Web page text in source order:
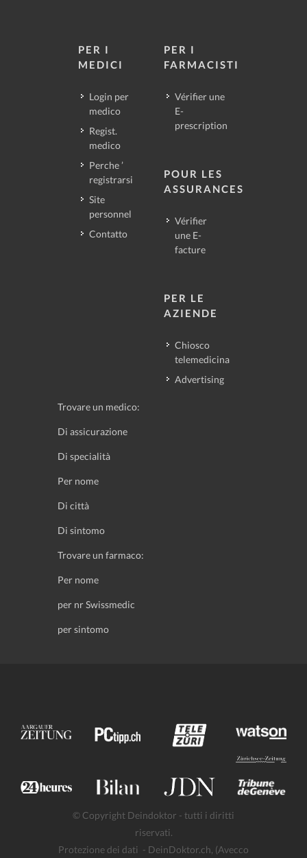
PER I
MEDICI
Login per
medico
Regist.
medico
Perche ’
registrarsi
Site
personnel
Contatto
PER I
FARMACISTI
Vérifier une
E-
prescription
POUR LES
ASSURANCES
Vérifier
une E-
facture
PER LE
AZIENDE
Chiosco
telemedicina
Advertising
Trovare un medico:
Di assicurazione
Di specialità
Per nome
Di città
Di sintomo
Trovare un farmaco:
Per nome
per nr Swissmedic
per sintomo
© Copyright Deindoktor - tutti i diritti
riservati.
Protezione dei dati - DeinDoktor.ch, (Avecco